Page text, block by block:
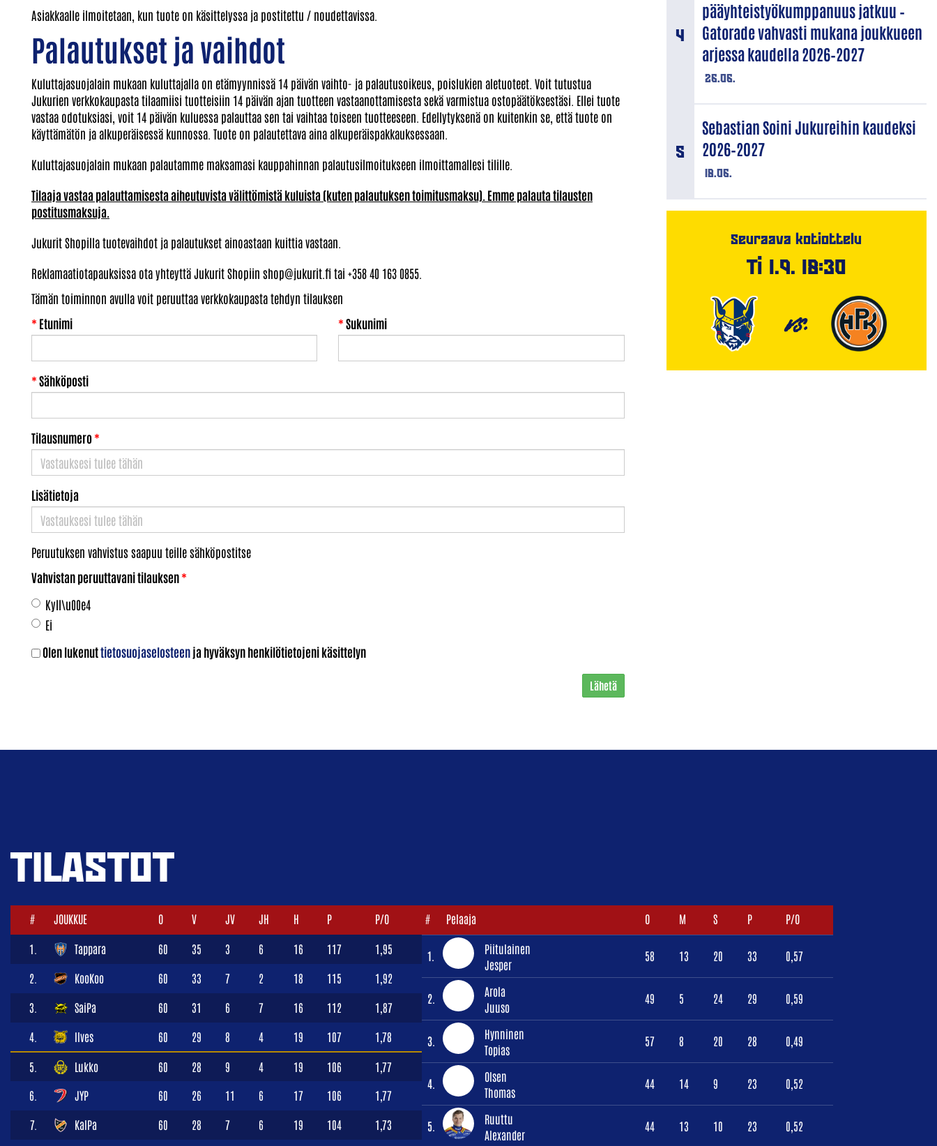
Asiakkaalle ilmoitetaan, kun tuote on käsittelyssa ja postitettu / noudettavissa.
Palautukset ja vaihdot
Kuluttajasuojalain mukaan kuluttajalla on etämyynnissä 14 päivän vaihto- ja palautusoikeus, poislukien aletuoteet. Voit tutustua
Jukurien verkkokaupasta tilaamiisi tuotteisiin 14 päivän ajan tuotteen vastaanottamisesta sekä varmistua ostopäätöksestäsi. Ellei tuote
vastaa odotuksiasi, voit 14 päivän kuluessa palauttaa sen tai vaihtaa toiseen tuotteeseen. Edellytyksenä on kuitenkin se, että tuote on
käyttämätön ja alkuperäisessä kunnossa. Tuote on palautettava aina alkuperäispakkauksessaan.
Kuluttajasuojalain mukaan palautamme maksamasi kauppahinnan palautusilmoitukseen ilmoittamallesi tilille.
Tilaaja vastaa palauttamisesta aiheutuvista välittömistä kuluista (kuten palautuksen toimitusmaksu). Emme palauta tilausten
postitusmaksuja.
Jukurit Shopilla tuotevaihdot ja palautukset ainoastaan kuittia vastaan.
Reklamaatiotapauksissa ota yhteyttä Jukurit Shopiin shop@jukurit.fi tai +358 40 163 0855.
Tämän toiminnon avulla voit peruuttaa verkkokaupasta tehdyn tilauksen
* Etunimi *Sukunimi
*Sähköposti
Tilausnumero*
Lisätietoja
Peruutuksen vahvistus saapuu teille sähköpostitse
Vahvistan peruuttavani tilauksen*
Kyll\u00e4
Ei
Olen lukenuttietosuojaselosteenja hyväksyn henkilötietojeni käsittelyn
Lähetä
26.06.
pääyhteistyökumppanuus jatkuu –
Gatorade vahvasti mukana joukkueen
arjessa kaudella 2026–2027
18.06.
Sebastian Soini Jukureihin kaudeksi
2026–2027
Seuraava kotiottelu
Ti 1.9. 18:30
VS.
TILASTOT
# JOUKKUE O V JV JH H P P/O
1. Tappara 60 35 3 6 16 117 1,95
2. KooKoo 60 33 7 2 18 115 1,92
3. SaiPa 60 31 6 7 16 112 1,87
4. Ilves 60 29 8 4 19 107 1,78
5. Lukko 60 28 9 4 19 106 1,77
6. JYP 60 26 11 6 17 106 1,77
7. KalPa 60 28 7 6 19 104 1,73
# Pelaaja O M S P P/O
1.
Piitulainen
Jesper
58 13 20 33 0,57
2.
Arola
Juuso
49 5 24 29 0,59
3.
Hynninen
Topias
57 8 20 28 0,49
4.
Olsen
Thomas
44 14 9 23 0,52
5.
Ruuttu
Alexander
44 13 10 23 0,52